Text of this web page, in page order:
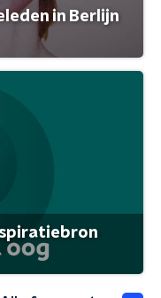
in Berlijn